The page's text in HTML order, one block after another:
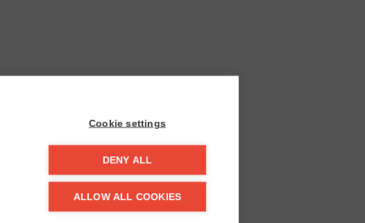
Cookie settings
DENY ALL
ALLOW ALL COOKIES